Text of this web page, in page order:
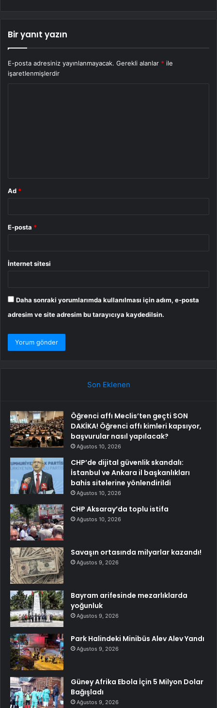
Bir yanıt yazın
E-posta adresiniz yayınlanmayacak. Gerekli alanlar * ile
işaretlenmişlerdir
Ad *
E-posta *
İnternet sitesi
Daha sonraki yorumlarımda kullanılması için adım, e-posta
adresim ve site adresim bu tarayıcıya kaydedilsin.
Son Eklenen
Öğrenci affı Meclis’ten geçti SON
DAKİKA! Öğrenci affı kimleri kapsıyor,
başvurular nasıl yapılacak?
Ağustos 10, 2026
CHP’de dijital güvenlik skandalı:
İstanbul ve Ankara il başkanlıkları
bahis sitelerine yönlendirildi
Ağustos 10, 2026
CHP Aksaray’da toplu istifa
Ağustos 10, 2026
Savaşın ortasında milyarlar kazandı!
Ağustos 9, 2026
Bayram arifesinde mezarlıklarda
yoğunluk
Ağustos 9, 2026
Park Halindeki Minibüs Alev Alev Yandı
Ağustos 9, 2026
Güney Afrika Ebola İçin 5 Milyon Dolar
Bağışladı
Ağustos 9, 2026